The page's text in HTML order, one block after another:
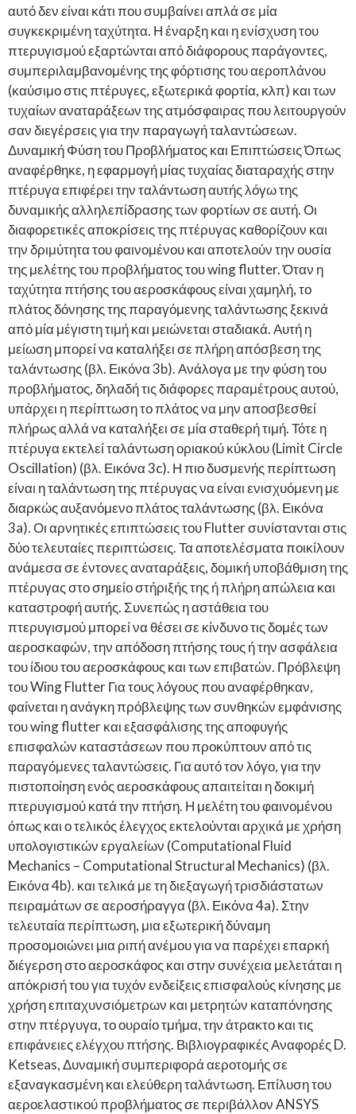
αυτό δεν είναι κάτι που συμβαίνει απλά σε μία
συγκεκριμένη ταχύτητα. Η έναρξη και η ενίσχυση του
πτερυγισμού εξαρτώνται από διάφορους παράγοντες,
συμπεριλαμβανομένης της φόρτισης του αεροπλάνου
(καύσιμο στις πτέρυγες, εξωτερικά φορτία, κλπ) και των
τυχαίων αναταράξεων της ατμόσφαιρας που λειτουργούν
σαν διεγέρσεις για την παραγωγή ταλαντώσεων.
Δυναμική Φύση του Προβλήματος και Επιπτώσεις Όπως
αναφέρθηκε, η εφαρμογή μίας τυχαίας διαταραχής στην
πτέρυγα επιφέρει την ταλάντωση αυτής λόγω της
δυναμικής αλληλεπίδρασης των φορτίων σε αυτή. Οι
διαφορετικές αποκρίσεις της πτέρυγας καθορίζουν και
την δριμύτητα του φαινομένου και αποτελούν την ουσία
της μελέτης του προβλήματος του wing flutter. Όταν η
ταχύτητα πτήσης του αεροσκάφους είναι χαμηλή, το
πλάτος δόνησης της παραγόμενης ταλάντωσης ξεκινά
από μία μέγιστη τιμή και μειώνεται σταδιακά. Αυτή η
μείωση μπορεί να καταλήξει σε πλήρη απόσβεση της
ταλάντωσης (βλ. Εικόνα 3b). Ανάλογα με την φύση του
προβλήματος, δηλαδή τις διάφορες παραμέτρους αυτού,
υπάρχει η περίπτωση το πλάτος να μην αποσβεσθεί
πλήρως αλλά να καταλήξει σε μία σταθερή τιμή. Τότε η
πτέρυγα εκτελεί ταλάντωση οριακού κύκλου (Limit Circle
Oscillation) (βλ. Εικόνα 3c). Η πιο δυσμενής περίπτωση
είναι η ταλάντωση της πτέρυγας να είναι ενισχυόμενη με
διαρκώς αυξανόμενο πλάτος ταλάντωσης (βλ. Εικόνα
3a). Οι αρνητικές επιπτώσεις του Flutter συνίστανται στις
δύο τελευταίες περιπτώσεις. Τα αποτελέσματα ποικίλουν
ανάμεσα σε έντονες αναταράξεις, δομική υποβάθμιση της
πτέρυγας στο σημείο στήριξής της ή πλήρη απώλεια και
καταστροφή αυτής. Συνεπώς η αστάθεια του
πτερυγισμού μπορεί να θέσει σε κίνδυνο τις δομές των
αεροσκαφών, την απόδοση πτήσης τους ή την ασφάλεια
του ίδιου του αεροσκάφους και των επιβατών. Πρόβλεψη
του Wing Flutter Για τους λόγους που αναφέρθηκαν,
φαίνεται η ανάγκη πρόβλεψης των συνθηκών εμφάνισης
του wing flutter και εξασφάλισης της αποφυγής
επισφαλών καταστάσεων που προκύπτουν από τις
παραγόμενες ταλαντώσεις. Για αυτό τον λόγο, για την
πιστοποίηση ενός αεροσκάφους απαιτείται η δοκιμή
πτερυγισμού κατά την πτήση. Η μελέτη του φαινομένου
όπως και ο τελικός έλεγχος εκτελούνται αρχικά με χρήση
υπολογιστικών εργαλείων (Computational Fluid
Mechanics – Computational Structural Mechanics) (βλ.
Εικόνα 4b). και τελικά με τη διεξαγωγή τρισδιάστατων
πειραμάτων σε αεροσήραγγα (βλ. Εικόνα 4a). Στην
τελευταία περίπτωση, μια εξωτερική δύναμη
προσομοιώνει μια ριπή ανέμου για να παρέχει επαρκή
διέγερση στο αεροσκάφος και στην συνέχεια μελετάται η
απόκρισή του για τυχόν ενδείξεις επισφαλούς κίνησης με
χρήση επιταχυνσιόμετρων και μετρητών καταπόνησης
στην πτέργυγα, το ουραίο τμήμα, την άτρακτο και τις
επιφάνειες ελέγχου πτήσης. Βιβλιογραφικές Αναφορές D.
Ketseas, Δυναμική συμπεριφορά αεροτομής σε
εξαναγκασμένη και ελεύθερη ταλάντωση. Επίλυση του
αεροελαστικού προβλήματος σε περιβάλλον ANSYS